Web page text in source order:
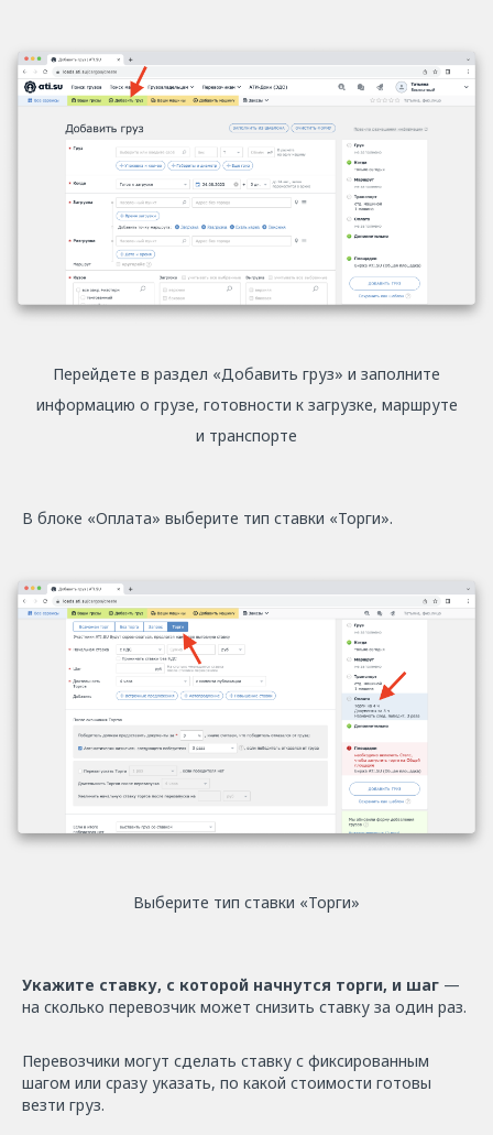
Перейдете в раздел «Добавить груз» и заполните
информацию о грузе, готовности к загрузке, маршруте
и транспорте
В блоке «Оплата» выберите тип ставки «Торги».
Выберите тип ставки «Торги»
Укажите ставку, с которой начнутся торги, и шаг —
на сколько перевозчик может снизить ставку за один раз.
Перевозчики могут сделать ставку с фиксированным
шагом или сразу указать, по какой стоимости готовы
везти груз.